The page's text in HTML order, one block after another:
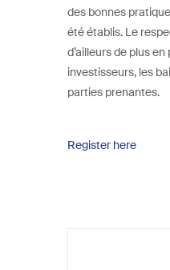
des bonnes
été établis. Le
d’ailleurs de plus
investisseurs, les
parties prenantes.
Register here